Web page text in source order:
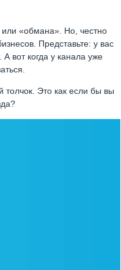
или «обмана». Но, честно
Представьте: у вас
А вот когда у канала уже
толчок. Это как если бы вы